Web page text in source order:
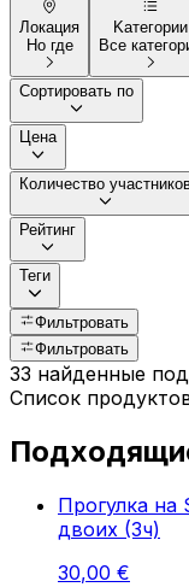
Локация
Но где
Kатегории
Все
Сортировать по
Цена
Количество
Рейтинг
Теги
Фильтровать
Фильтровать
33 найденные
Список
Прогулка на
двоих (3ч)
30,00 €